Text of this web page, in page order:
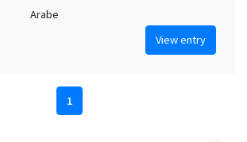
Arabe
View entry
1